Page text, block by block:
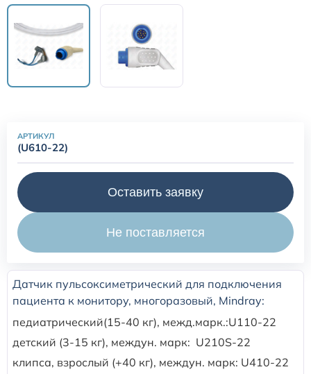
АРТИКУЛ
(U610-22)
Оставить заявку
Не поставляется
Датчик пульсоксиметрический для подключения
пациента к монитору, многоразовый, Mindray:
педиатрический(15-40 кг), межд.марк.:U110-22
детский (3-15 кг), междун. марк: U210S-22
клипса, взрослый (+40 кг), междун. марк: U410-22
Кабели для инвазивного давления (ИАД)
Датчики (трансдьюсеры)
Подбор по марке оборудования
Nihon Kohden расходные материалы
Расходные материалы для транскутанного монитора
Sentec
Расходные материалы к аппарату Авента-М
Расходные материалы к аппаратам ИВЛ Hamilton
Расходные материалы к аппаратам ИВЛ Mindray
Расходные материалы к аппаратам ИВЛ Drager